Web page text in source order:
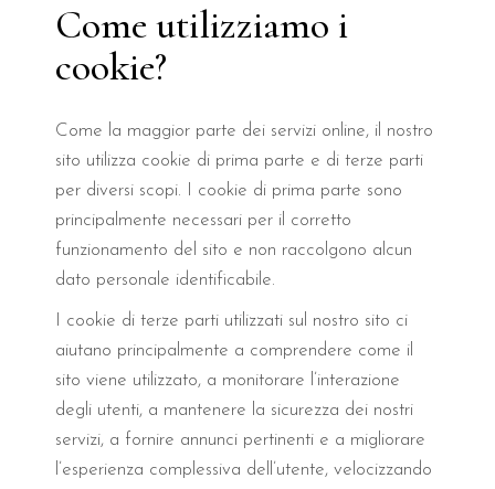
Come utilizziamo i
cookie?
Come la maggior parte dei servizi online, il nostro
sito utilizza cookie di prima parte e di terze parti
per diversi scopi. I cookie di prima parte sono
principalmente necessari per il corretto
funzionamento del sito e non raccolgono alcun
dato personale identificabile.
I cookie di terze parti utilizzati sul nostro sito ci
aiutano principalmente a comprendere come il
sito viene utilizzato, a monitorare l’interazione
degli utenti, a mantenere la sicurezza dei nostri
servizi, a fornire annunci pertinenti e a migliorare
l’esperienza complessiva dell’utente, velocizzando